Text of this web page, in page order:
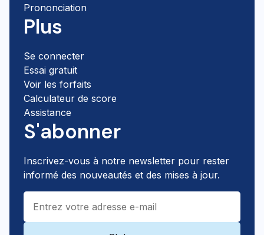
Prononciation
Plus
Se connecter
Essai gratuit
Voir les forfaits
Calculateur de score
Assistance
S'abonner
Inscrivez-vous à notre newsletter pour rester
informé des nouveautés et des mises à jour.